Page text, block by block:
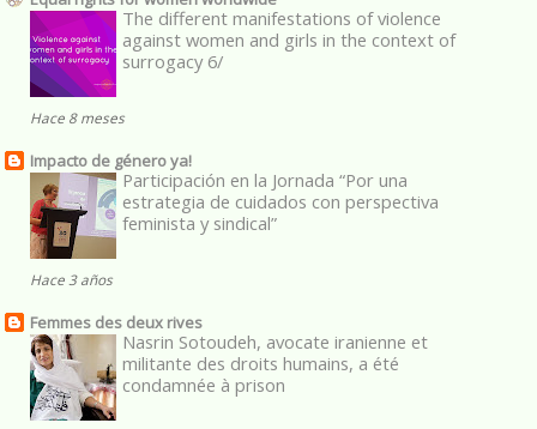
The different manifestations of violence
against women and girls in the context of
surrogacy 6/
Hace 8 meses
Impacto de género ya!
Participación en la Jornada “Por una
estrategia de cuidados con perspectiva
feminista y sindical”
Hace 3 años
Femmes des deux rives
Nasrin Sotoudeh, avocate iranienne et
militante des droits humains, a été
condamnée à prison